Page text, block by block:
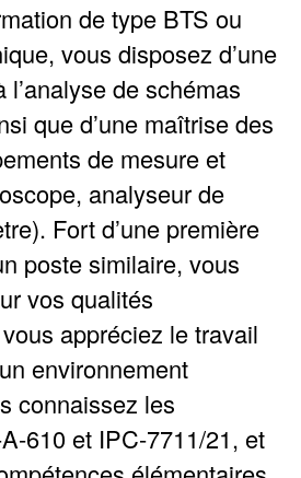
de type BTS ou
vous disposez d’une
l’analyse de schémas
que d’une maîtrise des
de mesure et
analyseur de
Fort d’une première
poste similaire, vous
vos qualités
appréciez le travail
environnement
connaissez les
610 et IPC-7711/21, et